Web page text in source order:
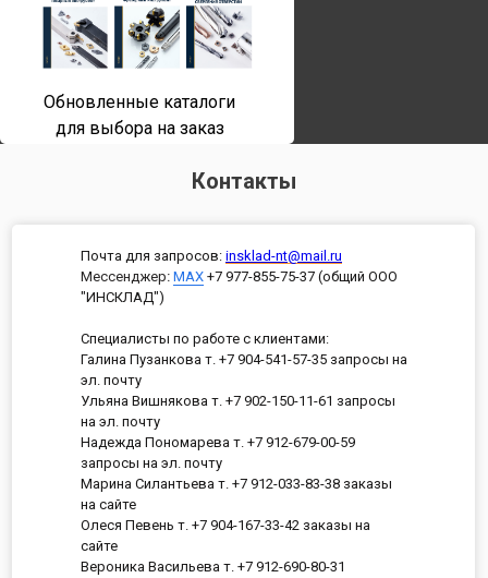
Обновленные каталоги
для выбора на заказ
Контакты
Почта для запросов: insklad-nt@mail.ru
Мессенджер: MAX +7 977-855-75-37 (общий ООО
"ИНСКЛАД")
Специалисты по работе с клиентами:
Галина Пузанкова т. +7 904-541-57-35 запросы на
эл. почту
Ульяна Вишнякова т. +7 902-150-11-61 запросы
на эл. почту
Надежда Пономарева т. +7 912-679-00-59
запросы на эл. почту
Марина Силантьева т. +7 912-033-83-38 заказы
на сайте
Олеся Певень т. +7 904-167-33-42 заказы на
сайте
Вероника Васильева т. +7 912-690-80-31